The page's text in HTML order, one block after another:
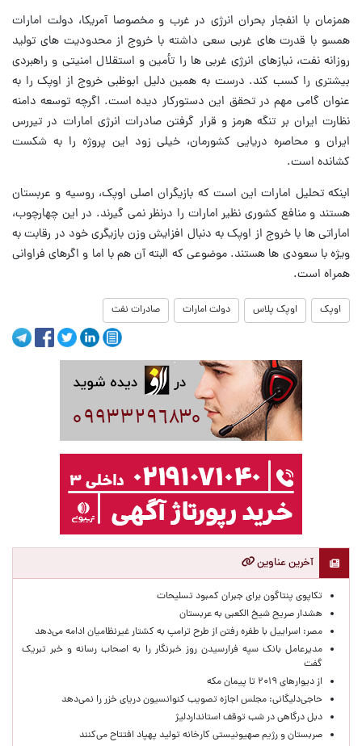
همزمان با انفجار بحران انرژی در غرب و مخصوصا آمریکا، دولت امارات
همسو با قدرت های غربی سعی داشته با خروج از محدودیت های تولید
روزانه نفت، نیازهای انرژی غربی ها را تأمین و استقلال امنیتی و راهبردی
بیشتری را کسب کند. درست به همین دلیل ابوظبی خروج از اوپک را به
عنوان گامی مهم در تحقق این دستورکار دیده است. اگرچه توسعه دامنه
نظارت ایران بر تنگه هرمز و قرار گرفتن صادرات انرژی امارات در تیررس
ایران و محاصره دریایی کشورمان، خیلی زود این پروژه را به شکست
کشانده است.
اینکه تحلیل امارات این است که بازیگران اصلی اوپک، روسیه و عربستان
هستند و منافع کشوری نظیر امارات را درنظر نمی گیرند. در این چهارچوب،
اماراتی ها با خروج از اوپک به دنبال افزایش وزن بازیگری خود در رقابت به
ویژه با سعودی ها هستند. موضوعی که البته آن هم با اما و اگرهای فراوانی
همراه است.
اوپک اوپک پلاس دولت امارات صادرات نفت
آخرین عناوین
تکاپوی پنتاگون برای جبران کمبود تسلیحات
هشدار صریح شیخ الکعبی به عربستان
مصر: اسراییل با طفره رفتن از طرح ترامپ به کشتار غیرنظامیان ادامه می‌دهد
مدیرعامل بانک سپه فرارسیدن روز خبرنگار را به اصحاب رسانه و خبر تبریک
گفت
از دیوارهای ۲۰۱۹ تا پیمان مکه
حاجی‌دلیگانی: مجلس اجازه تصویب کنوانسیون دریای خزر را نمی‌دهد
دبل درگاهی در شب توقف استانداردلیژ
صربستان و رژیم صهیونیستی کارخانه تولید پهپاد افتتاح می‌کنند